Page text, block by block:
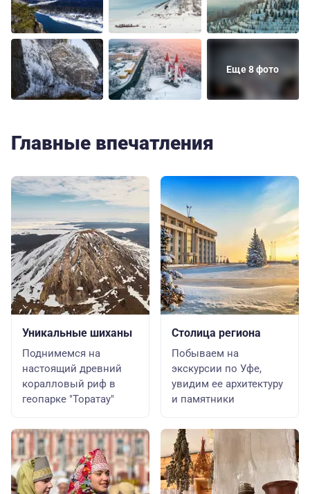
Еще 8 фото
Главные впечатления
Уникальные шиханы
Поднимемся на
настоящий древний
коралловый риф в
геопарке "Торатау"
Столица региона
Побываем на
экскурсии по Уфе,
увидим ее архитектуру
и памятники